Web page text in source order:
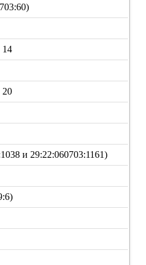
14
20
и 29:22:060703:1161)